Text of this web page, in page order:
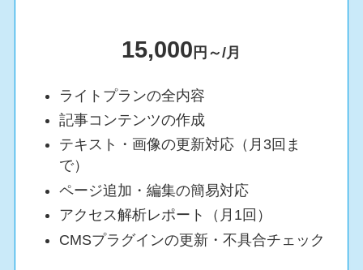
15,000 円～/月
ライトプランの全内容
記事コンテンツの作成
テキスト・画像の更新対応（月3回ま
で）
ページ追加・編集の簡易対応
アクセス解析レポート（月1回）
CMSプラグインの更新・不具合チェック